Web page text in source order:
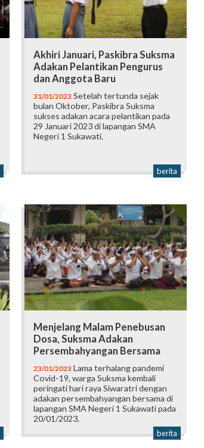
Akhiri Januari, Paskibra Suksma
Adakan Pelantikan Pengurus
dan Anggota Baru
31/01/2023 Setelah tertunda sejak
bulan Oktober, Paskibra Suksma
sukses adakan acara pelantikan pada
29 Januari 2023 di lapangan SMA
Negeri 1 Sukawati.
berita
Menjelang Malam Penebusan
Dosa, Suksma Adakan
Persembahyangan Bersama
23/01/2023 Lama terhalang pandemi
Covid-19, warga Suksma kembali
peringati hari raya Siwaratri dengan
adakan persembahyangan bersama di
lapangan SMA Negeri 1 Sukawati pada
20/01/2023.
berita